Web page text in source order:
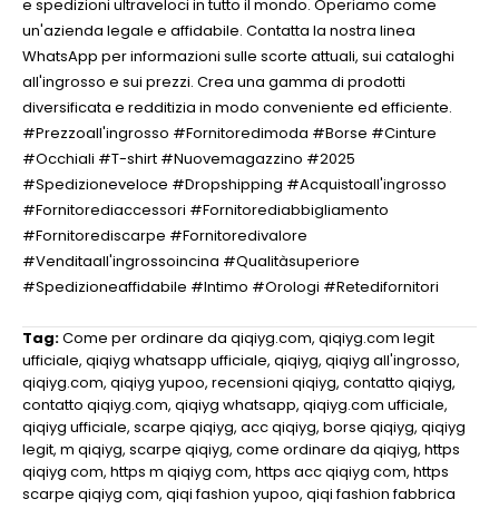
e spedizioni ultraveloci in tutto il mondo. Operiamo come
un'azienda legale e affidabile. Contatta la nostra linea
WhatsApp per informazioni sulle scorte attuali, sui cataloghi
all'ingrosso e sui prezzi. Crea una gamma di prodotti
diversificata e redditizia in modo conveniente ed efficiente.
#Prezzoall'ingrosso #Fornitoredimoda #Borse #Cinture
#Occhiali #T-shirt #Nuovemagazzino #2025
#Spedizioneveloce #Dropshipping #Acquistoall'ingrosso
#Fornitorediaccessori #Fornitorediabbigliamento
#Fornitorediscarpe #Fornitoredivalore
#Venditaall'ingrossoincina #Qualitàsuperiore
#Spedizioneaffidabile #Intimo #Orologi #Retedifornitori
Tag:Come per ordinare da qiqiyg.com, qiqiyg.com legit
ufficiale, qiqiyg whatsapp ufficiale, qiqiyg, qiqiyg all'ingrosso,
qiqiyg.com, qiqiyg yupoo, recensioni qiqiyg, contatto qiqiyg,
contatto qiqiyg.com, qiqiyg whatsapp, qiqiyg.com ufficiale,
qiqiyg ufficiale, scarpe qiqiyg, acc qiqiyg, borse qiqiyg, qiqiyg
legit, m qiqiyg, scarpe qiqiyg, come ordinare da qiqiyg, https
qiqiyg com, https m qiqiyg com, https acc qiqiyg com, https
scarpe qiqiyg com, qiqi fashion yupoo, qiqi fashion fabbrica